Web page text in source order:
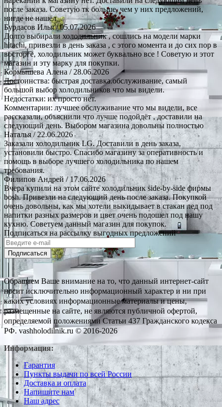
после заказа. Советую тк больше, чем у них предложений,
нигде не нашёл
Бурдасов Илья/ 05.07.2026
Долго выбирали холодильник , сошлись на модели марки
hitachi, привезли в день заказа , с этого момента и до сих пор в
восторге, холодильник может буквально все ! Советую и этот
магазин и эту марку для покупки.
Кормышева Алена / 28.06.2026
Достоинства: быстрая доставка.обслуживание, самый
большой выбор холодильников что мы видели.
Недостатки: их просто нет.
Комментарии: лучшее обслуживание что мы видели, все
рассказали, объяснили что лучше подойдёт , доставили на
следующий день. Выбором магазина довольны полностью
Наталья/ 22.06.2026
Заказали холодильник LG. Доставили в день заказа,
установили быстро. Спасибо магазину за оперативность и
помощь в выборе лучшего холодильника по нашем
требования.
Филипов Андрей/ 17.06.2026
Вчера купили на этом сайте холодильник side-by-side фирмы
bosh. Привезли на следующий день после заказа. Покупкой
очень довольны, как мы хотели выкидывает в стакан лед под
напитки разных размеров и цвет очень подошел под нашу
кухню. Советуем данный магазин для покупок.
Подписаться на рассылку выгодных предложений
Подписаться
Обращаем Ваше внимание на то, что данный интернет-сайт
носит исключительно информационный характер и ни при
каких условиях информационные материалы и цены,
размещенные на сайте, не являются публичной офертой,
определяемой положениями Статьи 437 Гражданского кодекса
РФ. vashholodilnik.ru © 2016-2026
Информация:
Гарантия
Пункты выдачи по всей России
Доставка и оплата
Напишите нам
Наш адрес